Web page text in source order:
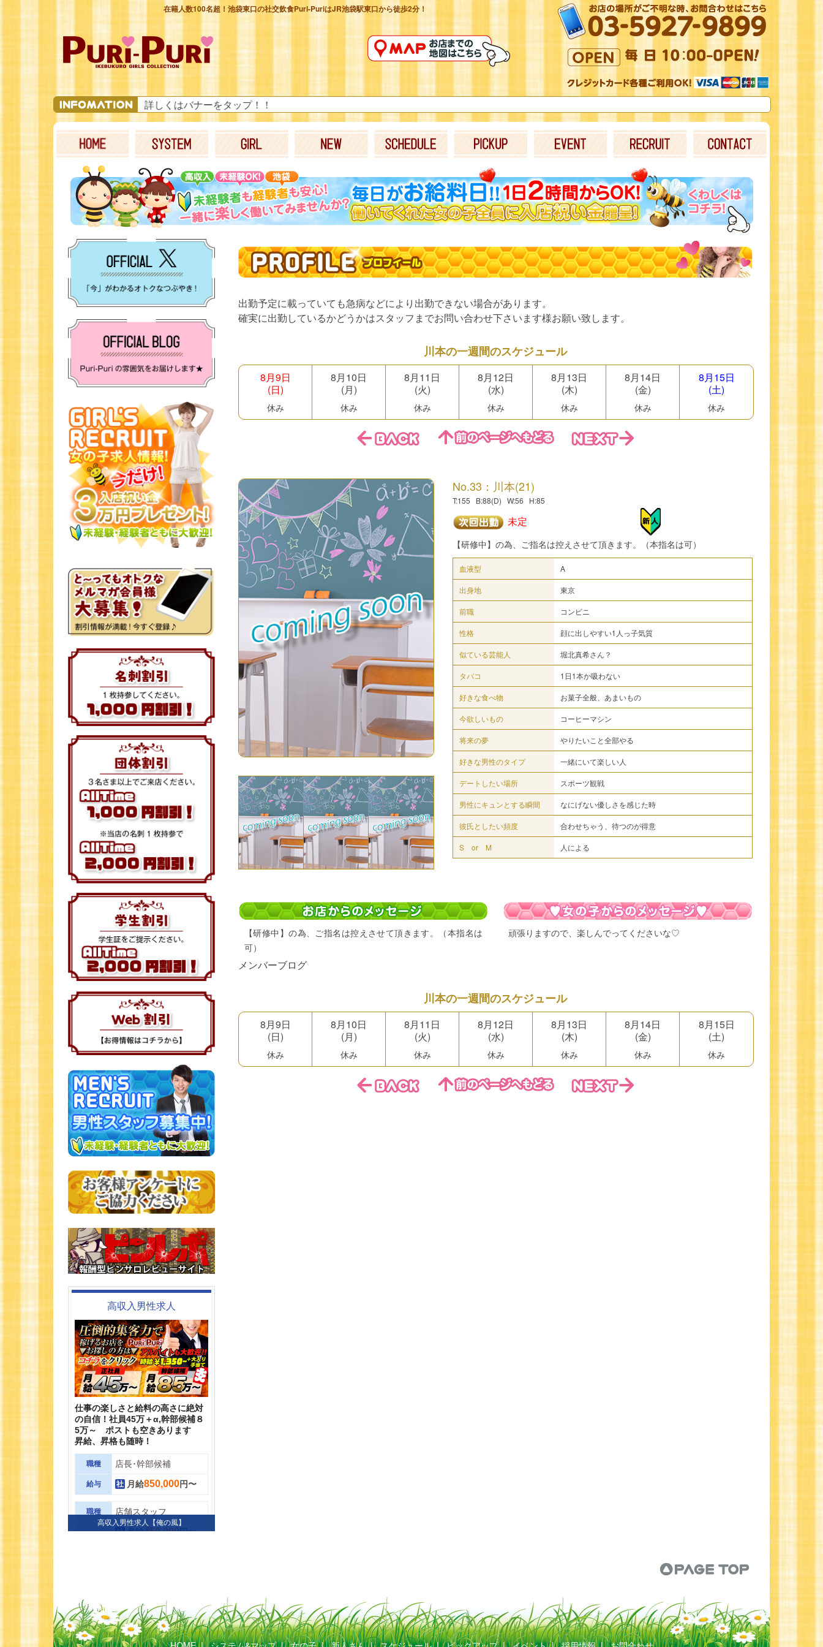
在籍人数100名超！池袋東口の社交飲食Puri-PuriはJR池袋駅東口から徒歩2分！
中となります！詳しくはバナーをタップ！！
出勤予定に載っていても急病などにより出勤できない場合があります。
確実に出勤しているかどうかはスタッフまでお問い合わせ下さいます様お願い致します。
川本の一週間のスケジュール
8月9日
(日)
休み
8月10日
(月)
休み
8月11日
(火)
休み
8月12日
(水)
休み
8月13日
(木)
休み
8月14日
(金)
休み
8月15日
(土)
休み
No.33：川本(21)
T:155 B:88(D) W:56 H:85
未定
【研修中】の為、ご指名は控えさせて頂きます。（本指名は可）
血液型 A
出身地 東京
前職 コンビニ
性格 顔に出しやすい1人っ子気質
似ている芸能人 堀北真希さん？
タバコ 1日1本か吸わない
好きな食べ物 お菓子全般、あまいもの
今欲しいもの コーヒーマシン
将来の夢 やりたいこと全部やる
好きな男性のタイプ 一緒にいて楽しい人
デートしたい場所 スポーツ観戦
男性にキュンとする瞬間 なにげない優しさを感じた時
彼氏としたい頻度 合わせちゃう、待つのが得意
S or M 人による
【研修中】の為、ご指名は控えさせて頂きます。（本指名は
可）
頑張りますので、楽しんでってくださいな♡
メンバーブログ
川本の一週間のスケジュール
8月9日
(日)
休み
8月10日
(月)
休み
8月11日
(火)
休み
8月12日
(水)
休み
8月13日
(木)
休み
8月14日
(金)
休み
8月15日
(土)
休み